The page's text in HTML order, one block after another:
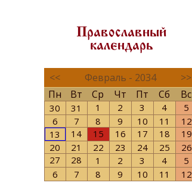
Православный
календарь
<< Февраль - 2034
>>
Пн
Вт Ср Чт Пт Сб Вс
30 31 1 2 3 4
5
6
7 8 9 10 11
12
13
14 15 16 17 18
19
20
21 22 23 24 25
26
27
28 1 2 3 4
5
6
7 8 9 10 11 12